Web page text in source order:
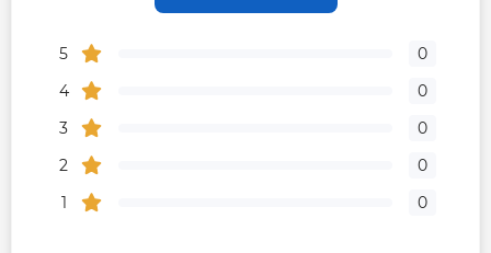
5
0
4
0
3
0
2
0
1
0